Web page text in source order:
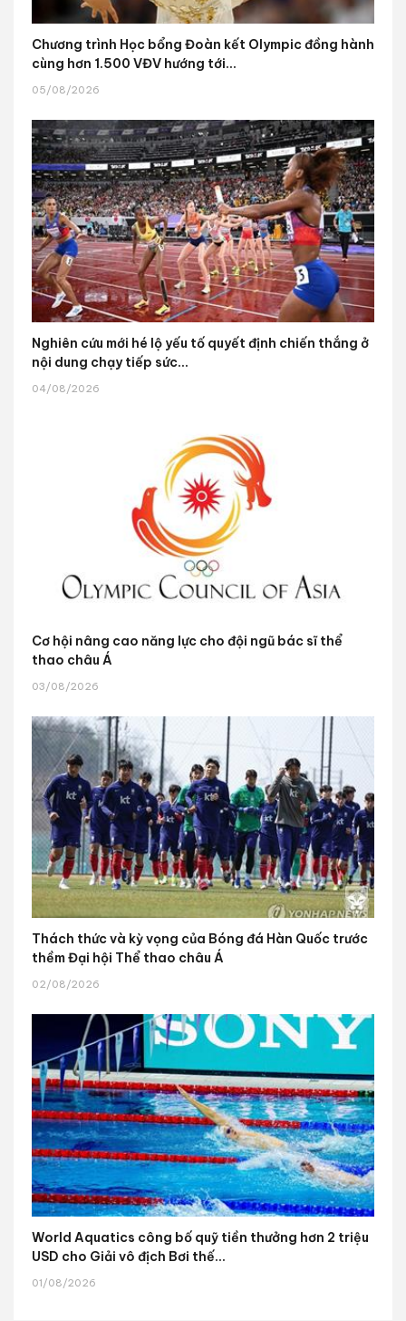
Chương trình Học bổng Đoàn kết Olympic đồng hành
cùng hơn 1.500 VĐV hướng tới...
05/08/2026
Nghiên cứu mới hé lộ yếu tố quyết định chiến thắng ở
nội dung chạy tiếp sức...
04/08/2026
Cơ hội nâng cao năng lực cho đội ngũ bác sĩ thể
thao châu Á
03/08/2026
Thách thức và kỳ vọng của Bóng đá Hàn Quốc trước
thềm Đại hội Thể thao châu Á
02/08/2026
World Aquatics công bố quỹ tiền thưởng hơn 2 triệu
USD cho Giải vô địch Bơi thế...
01/08/2026